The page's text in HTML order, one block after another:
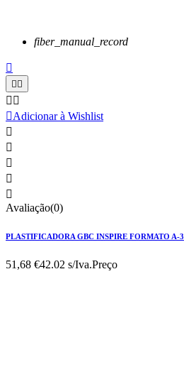
fiber_manual_record

 
 
Adicionar à Wishlist





Avaliação(0)
PLASTIFICADORA GBC INSPIRE FORMATO A-3
51,68 €42.02 s/Iva.Preço